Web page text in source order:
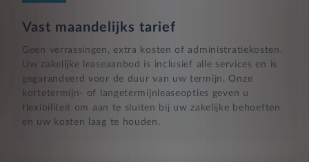
Vast maandelijks tarief
Geen verrassingen, extra kosten of administratiekosten.
Uw zakelijke leaseaanbod is inclusief alle services en is
gegarandeerd voor de duur van uw termijn. Onze
kortetermijn- of langetermijnleaseopties geven u
flexibiliteit om aan te sluiten bij uw zakelijke behoeften
en uw kosten laag te houden.